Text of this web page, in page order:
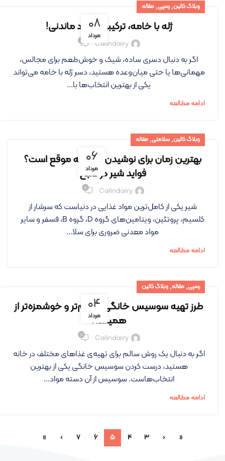
۰۸
مرداد
وبلاگ کالین,رسپی, مقاله
ژله با خامه، ترکیبی به یاد ماندنی!
Calindairy ۰
اگر به دنبال دسری ساده، شیک و خوش‌طعم برای مجالس،
مهمانی‌ها یا حتی میان‌وعده هستید، دسر ژله با خامه می‌تواند
یکی از بهترین انتخاب‌ها با...
ادامه مطالعه
۰۶
مرداد
وبلاگ کالین, سلامتی, مقاله
بهترین زمان برای نوشیدن شیر چه موقع است؟
فواید شیر در صبح
Calindairy ۰
شیر یکی از کامل‌ترین مواد غذایی در دنیاست که سرشار از
کلسیم، پروتئین، ویتامین‌های گروه D، گروه B، فسفر و سایر
مواد معدنی ضروری برای سلا...
ادامه مطالعه
۰۴
مرداد
رسپی, مقاله, وبلاگ کالین
طرز تهیه سوسیس خانگی، سالم‌تر و خوشمزه‌تر از
همیشه!
Calindairy ۰
اگر به دنبال یک روش سالم برای تهیه‌ی غذاهای مختلف در خانه
هستید، درست کردن سوسیس خانگی یکی از بهترین
انتخاب‌هاست. سوسیس از آن دسته مواد...
ادامه مطالعه
«
‹
3
4
5
6
7
›
»